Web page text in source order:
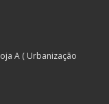
A ( Urbanização